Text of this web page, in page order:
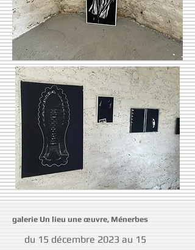
galerie Un lieu une œuvre, Ménerbes
du 15 décembre 2023 au 15